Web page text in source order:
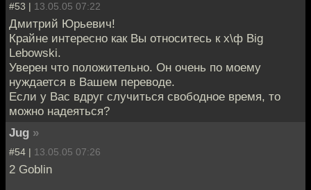
#53 | 13.05.05 07:22
Дмитрий Юрьевич!
Крайне интересно как Вы относитесь к х\ф Big
Lebowski.
Уверен что положительно. Он очень по моему
нуждается в Вашем переводе.
Если у Вас вдруг случиться свободное время, то
можно надеяться?
Jug »
#54 | 13.05.05 07:26
2 Goblin